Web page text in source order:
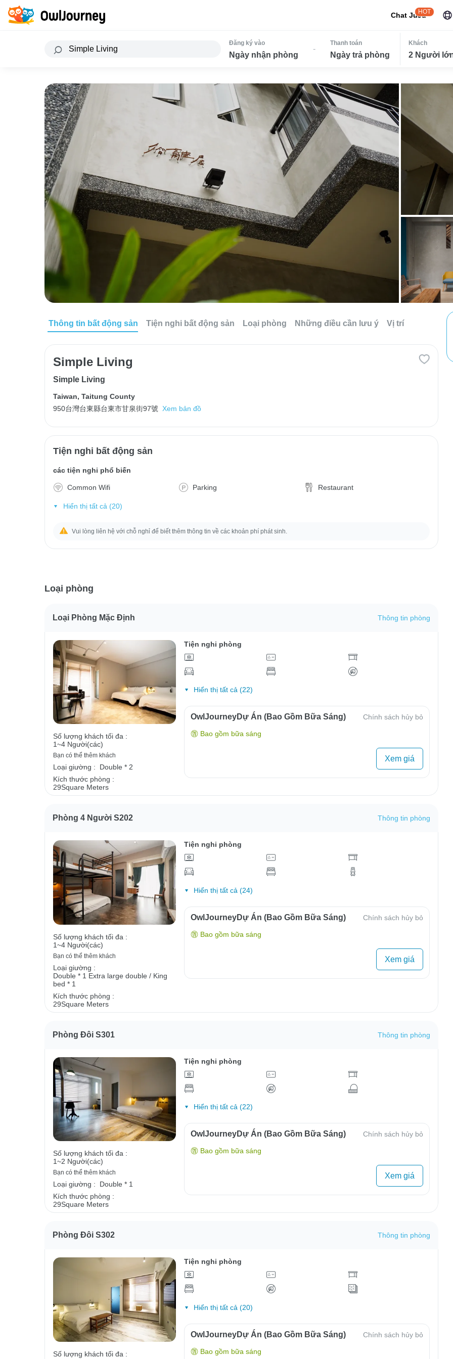
Chat JuJu
HOT
Đăng ký vào
Ngày nhận phòng
-
Thanh toán
Ngày trả phòng
Khách
2 Người
Thông tin bất động sản Tiện nghi bất động sản Loại phòng Những điều cần lưu ý Vị trí
Simple Living
Simple Living
Taiwan, Taitung County
950台灣台東縣台東市甘泉街97號
Xem bản đồ
Tiện nghi bất động sản
các tiện nghi phổ biến
Common Wifi Parking Restaurant
Hiển thị tất cả (20)
Vui lòng liên hệ với chỗ nghỉ để biết thêm thông tin về các khoản phí phát sinh.
Loại phòng
Loại Phòng Mặc Định Thông tin phòng
Số lượng khách tối đa :
1~4 Người(các)
Bạn có thể thêm khách
Loại giường :
Double * 2
Kích thước phòng :
29Square Meters
Tiện nghi phòng
Hiển thị tất cả (22)
OwlJourneyDự Án (Bao Gồm Bữa Sáng) Chính sách hủy bỏ
Bao gồm bữa sáng
Xem giá
Phòng 4 Người S202 Thông tin phòng
Số lượng khách tối đa :
1~4 Người(các)
Bạn có thể thêm khách
Loại giường :
Double * 1 Extra large double / King
bed * 1
Kích thước phòng :
29Square Meters
Tiện nghi phòng
Hiển thị tất cả (24)
OwlJourneyDự Án (Bao Gồm Bữa Sáng) Chính sách hủy bỏ
Bao gồm bữa sáng
Xem giá
Phòng Đôi S301 Thông tin phòng
Số lượng khách tối đa :
1~2 Người(các)
Bạn có thể thêm khách
Loại giường :
Double * 1
Kích thước phòng :
29Square Meters
Tiện nghi phòng
Hiển thị tất cả (22)
OwlJourneyDự Án (Bao Gồm Bữa Sáng) Chính sách hủy bỏ
Bao gồm bữa sáng
Xem giá
Phòng Đôi S302 Thông tin phòng
Số lượng khách tối đa :
Tiện nghi phòng
Hiển thị tất cả (20)
OwlJourneyDự Án (Bao Gồm Bữa Sáng) Chính sách hủy bỏ
Bao gồm bữa sáng